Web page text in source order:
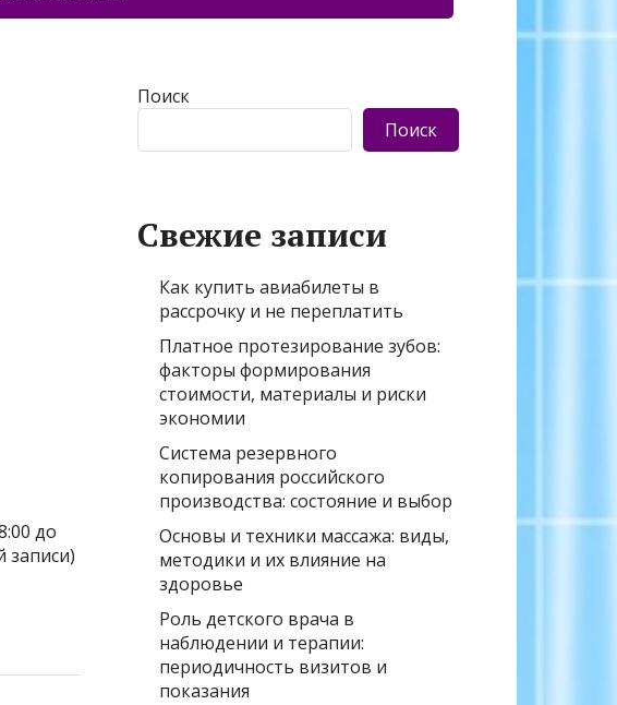
до
записи)
Поиск
Поиск
Свежие записи
Как купить авиабилеты в
рассрочку и не переплатить
Платное протезирование зубов:
факторы формирования
стоимости, материалы и риски
экономии
Система резервного
копирования российского
производства: состояние и выбор
Основы и техники массажа: виды,
методики и их влияние на
здоровье
Роль детского врача в
наблюдении и терапии:
периодичность визитов и
показания